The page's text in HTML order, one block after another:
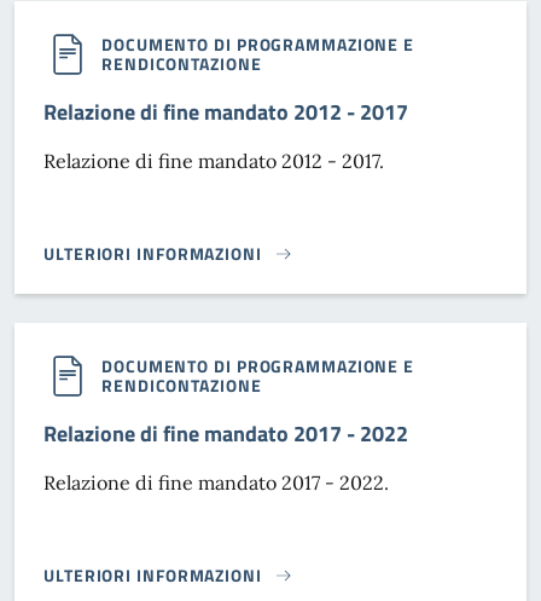
DOCUMENTO DI PROGRAMMAZIONE E
RENDICONTAZIONE
Relazione di fine mandato 2012 - 2017
Relazione di fine mandato 2012 - 2017.
ULTERIORI INFORMAZIONI
RELAZIONE DI FINE MANDATO 2012 - 2017}
DOCUMENTO DI PROGRAMMAZIONE E
RENDICONTAZIONE
Relazione di fine mandato 2017 - 2022
Relazione di fine mandato 2017 - 2022.
ULTERIORI INFORMAZIONI
RELAZIONE DI FINE MANDATO 2017 - 2022}